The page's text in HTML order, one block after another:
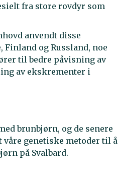
fra store rovdyr som
anvendt disse
Finland og Russland, noe
til bedre påvisning av
av ekskrementer i
brunbjørn, og de senere
genetiske metoder til å
på Svalbard.